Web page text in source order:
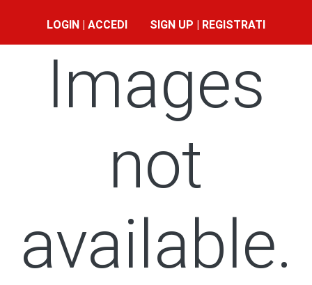
LOGIN | ACCEDI SIGN UP | REGISTRATI
Images
not
available.